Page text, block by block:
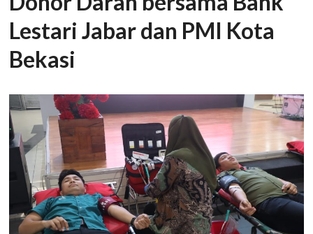
Lestari Jabar dan PMI Kota
Bekasi